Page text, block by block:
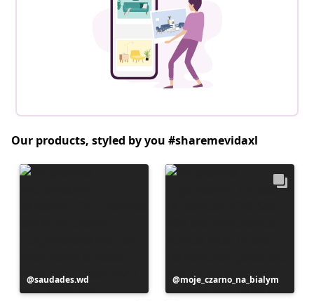
Our products, styled by you #sharemevidaxl
Postitus
avaldatud
saudades.wd
Postitus
avaldatud
moje_czarno_na_bialym